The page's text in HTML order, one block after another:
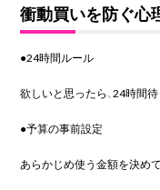
衝動買いを防ぐ
●24時間ルール
欲しいと思ったら、24時間
●予算の事前設定
あらかじめ使う金額を決め